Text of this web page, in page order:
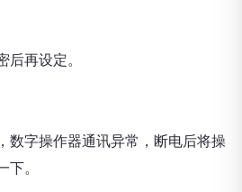
再设定。
字操作器通讯异常，断电后将操
。